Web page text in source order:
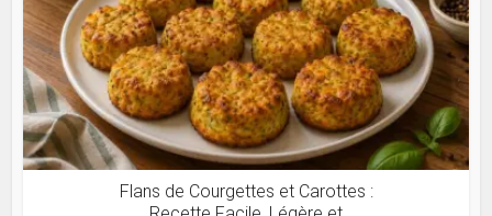
Flans de Courgettes et Carottes :